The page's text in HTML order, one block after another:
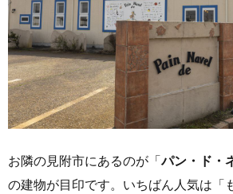
お隣の見附市にあるのが「パン・ド・
の建物が目印です。いちばん人気は「